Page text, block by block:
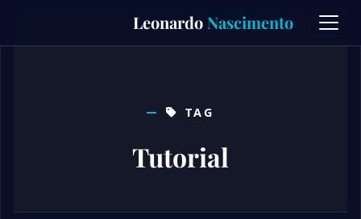
content
Leonardo Nascimento
TAG
Tutorial